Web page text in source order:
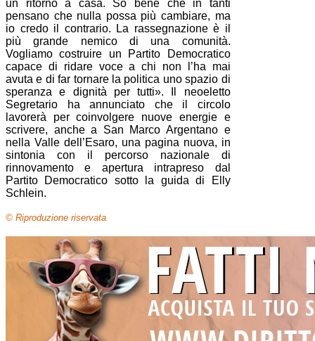
un ritorno a casa. So bene che in tanti
pensano che nulla possa più cambiare, ma
io credo il contrario. La rassegnazione è il
più grande nemico di una comunità.
Vogliamo costruire un Partito Democratico
capace di ridare voce a chi non l’ha mai
avuta e di far tornare la politica uno spazio di
speranza e dignità per tutti». Il neoeletto
Segretario ha annunciato che il circolo
lavorerà per coinvolgere nuove energie e
scrivere, anche a San Marco Argentano e
nella Valle dell’Esaro, una pagina nuova, in
sintonia con il percorso nazionale di
rinnovamento e apertura intrapreso dal
Partito Democratico sotto la guida di Elly
Schlein.
© Riproduzione riservata